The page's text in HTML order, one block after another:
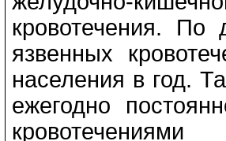
кровотечения. По
язвенных
населения в год.
ежегодно